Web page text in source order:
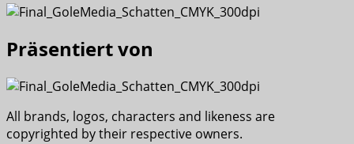
Präsentiert von
All brands, logos, characters and likeness are
copyrighted by their respective owners.